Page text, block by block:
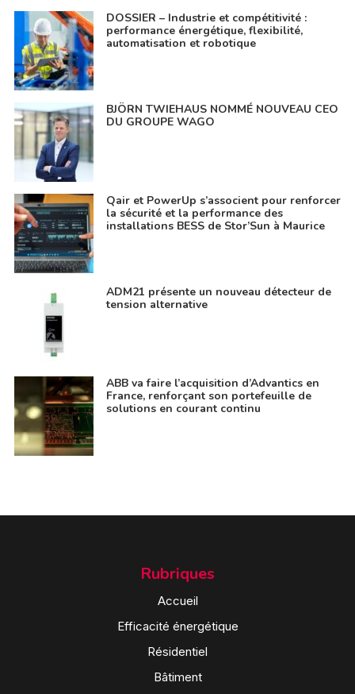
DOSSIER – Industrie et compétitivité :
performance énergétique, flexibilité,
automatisation et robotique
BJÖRN TWIEHAUS NOMMÉ NOUVEAU CEO
DU GROUPE WAGO
Qair et PowerUp s’associent pour renforcer
la sécurité et la performance des
installations BESS de Stor’Sun à Maurice
ADM21 présente un nouveau détecteur de
tension alternative
ABB va faire l’acquisition d’Advantics en
France, renforçant son portefeuille de
solutions en courant continu
Rubriques
Accueil
Efficacité énergétique
Résidentiel
Bâtiment